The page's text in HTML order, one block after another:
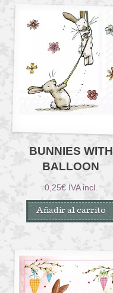
BUNNIES WITH
BALLOON
0,25€ IVA incl.
Añadir al carrito